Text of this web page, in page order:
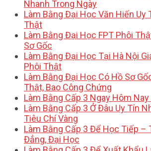
Nhanh Trong Ngày
Làm Bằng Đại Học Văn Hiến Uy
Thật
Làm Bằng Đại Học FPT Phôi
Sơ Gốc
Làm Bằng Đại Học Tại Hà Nội
Phôi Thật
Làm Bằng Đại Học Có Hồ Sơ
Thật, Bao Công Chứng
Làm Bằng Cấp 3 Ngay Hôm
Làm Bằng Cấp 3 Ở Đâu Uy Tín
Tiêu Chí Vàng
Làm Bằng Cấp 3 Để Học Tiếp –
Đẳng, Đại Học